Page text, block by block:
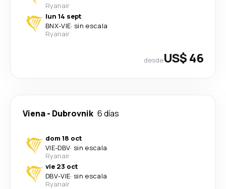
Ryanair
lun 14 sept
BNX-VIE· sin escala
Ryanair
desdeUS$ 46
Viena- Dubrovnik 6 días
dom 18 oct
VIE-DBV· sin escala
Ryanair
vie 23 oct
DBV-VIE· sin escala
Ryanair